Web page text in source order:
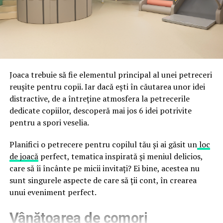
astfel încât confortul și estetica să funcționeze
împreună, nu în tensiune una cu cealaltă, pe toată
durata de viață a amenajării, indiferent de câte sezoane
fraude care exploatează încrederea în brand.
Directoratul Național de Securitate Cibernetică (DNSC)
financiare. Instituția recomandă verificarea atentă a
sursei mesajelor și raportarea incidentelor la numărul
unic 1911.
Campaniile identificate în ultimele săptămâni folosesc
false de streaming, coduri QR malițioase și mesaje care
promit bilete, rambursări, premii sau acces gratuit la
meciuri. FBI a emis în luna mai un avertisment privind
site-urile care clonează platforma oficială prin
modificări minore ale denumirii domeniului, precum
a colecta date personale și bancare.
Joaca trebuie să fie elementul principal al unei petreceri
reușite pentru copii. Iar dacă ești în căutarea unor idei
distractive, de a întreține atmosfera la petrecerile
dedicate copiilor, descoperă mai jos 6 idei potrivite
pentru a spori veselia.
Planifici o petrecere pentru copilul tău și ai găsit unloc
de joacăperfect, tematica inspirată și meniul delicios,
care să îi încânte pe micii invitați? Ei bine, acestea nu
sunt singurele aspecte de care să ții cont, în crearea
unui eveniment perfect.
Vânătoarea de comori